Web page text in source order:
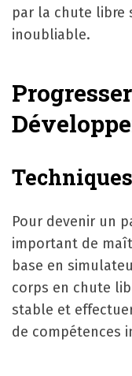
par la chute libre
inoubliable.
Pour devenir un
important de
base en
corps en chute
stable et
de compétences